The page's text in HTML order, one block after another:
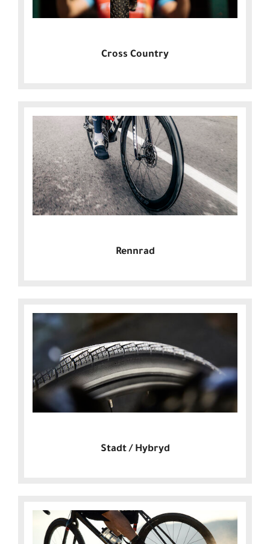
Cross Country
Rennrad
Stadt / Hybryd